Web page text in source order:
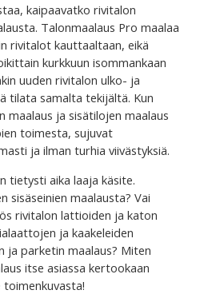
kaipaavatko rivitalon
Talonmaalaus Pro maalaa
rivitalot kauttaaltaan, eikä
kurkkuun isommankaan
uuden rivitalon ulko- ja
tilata samalta tekijältä. Kun
maalaus ja sisätilojen maalaus
toimesta, sujuvat
ja ilman turhia viivästyksiä.
tietysti aika laaja käsite.
sisäseinien maalausta? Vai
rivitalon lattioiden ja katon
ja kaakeleiden
ja parketin maalaus? Miten
itse asiassa kertookaan